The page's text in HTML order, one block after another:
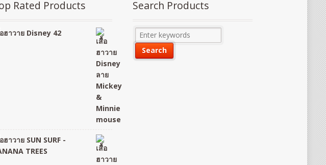
Rated Products
ฮาวาย Disney 42
ฮาวาย SUN SURF -
TREES
Search Products